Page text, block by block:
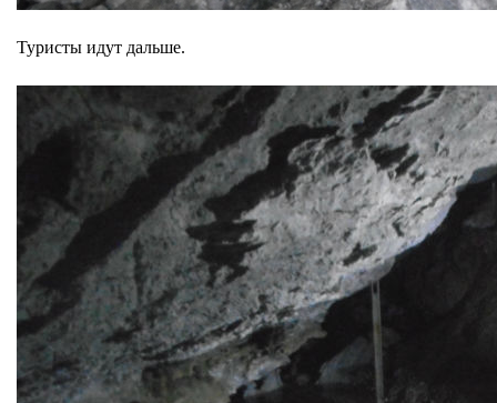
Туристы идут дальше.